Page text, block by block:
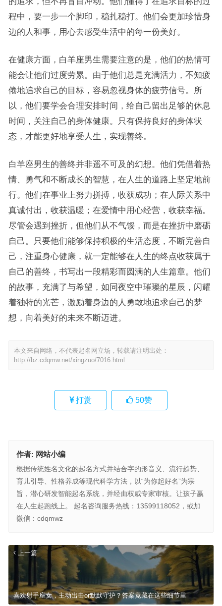
程中，要一步一个脚印，稳扎稳打。他们会更加珍惜身
边的人和事，用心去感受生活中的每一份美好。
在健康方面，白羊座男生需要注意的是，他们的热情可
能会让他们过度劳累。由于他们总是充满活力，不知疲
倦地追求自己的目标，容易忽视身体的疲劳信号。所
以，他们要学会合理安排时间，给自己留出足够的休息
时间，关注自己的身体健康。只有保持良好的身体状
态，才能更好地享受人生，实现善终。
白羊座男生的善终并非遥不可及的幻想。他们凭借着热
情、勇气和不断成长的智慧，在人生的道路上坚定地前
行。他们在事业上努力拼搏，收获成功；在人际关系中
真诚付出，收获温暖；在爱情中用心经营，收获幸福。
尽管会遇到挫折，但他们从不气馁，而是在挫折中磨砺
自己。只要他们能够保持积极的生活态度，不断完善自
己，注重身心健康，就一定能够在人生的终点收获属于
自己的善终，书写出一段精彩而圆满的人生篇章。他们
的故事，充满了与希望，如同夜空中璀璨的星辰，闪耀
着独特的光芒，激励着身边的人勇敢地追求自己的梦
想，向着美好的未来不断迈进。
本文来自网络，不代表起名网立场，转载请注明出处：
http://bz.cdqmw.net/xingzuo/7016.html
打赏 50赞
作者: 网站小编
根据传统姓名文化的起名方式并结合字的形音义、流行趋势、
育儿引导、性格养成等现代科学方法，以“为你起好名”为宗
旨，潜心研发智能起名系统，并经由权威专家审核。让孩子赢
在人生起跑线上。 起名咨询服务热线：13599118052，或加
微信：cdqmwz
上一篇
喜欢射手座女，主动出击or默默守护？答案竟藏在这些细节里